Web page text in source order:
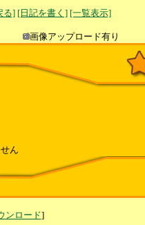
る] [日記を書く] [一覧表示]
み
画像アップロード有り
ん
ンロード]